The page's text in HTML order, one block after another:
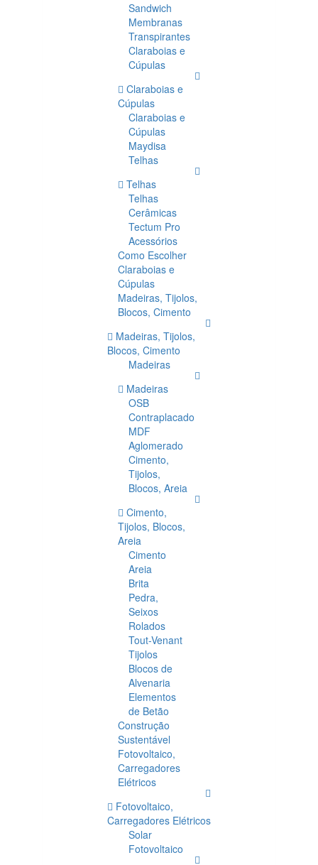
Sandwich
Membranas
Transpirantes
Claraboias e
Cúpulas
Claraboias e
Cúpulas
Claraboias e
Cúpulas
Maydisa
Telhas
Telhas
Telhas
Cerâmicas
Tectum Pro
Acessórios
Como Escolher
Claraboias e
Cúpulas
Madeiras, Tijolos,
Blocos, Cimento
Madeiras, Tijolos,
Blocos, Cimento
Madeiras
Madeiras
OSB
Contraplacado
MDF
Aglomerado
Cimento,
Tijolos,
Blocos, Areia
Cimento,
Tijolos, Blocos,
Areia
Cimento
Areia
Brita
Pedra,
Seixos
Rolados
Tout-Venant
Tijolos
Blocos de
Alvenaria
Elementos
de Betão
Construção
Sustentável
Fotovoltaico,
Carregadores
Elétricos
Fotovoltaico,
Carregadores Elétricos
Solar
Fotovoltaico